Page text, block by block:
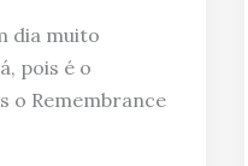
dia muito
pois é o
o Remembrance